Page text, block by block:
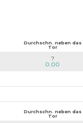
Durchschn. neben das
Tor
?
0.00
Durchschn. neben das
Tor